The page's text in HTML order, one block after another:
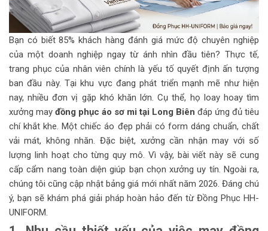
Bạn có biết 85% khách hàng đánh giá mức độ chuyên nghiệp
của một doanh nghiệp ngay từ ánh nhìn đầu tiên? Thực tế,
trang phục của nhân viên chính là yếu tố quyết định ấn tượng
ban đầu này. Tại khu vực đang phát triển mạnh mẽ như hiện
nay, nhiều đơn vị gặp khó khăn lớn. Cụ thể, họ loay hoay tìm
xưởng may đồng phục áo sơ mi tại Long Biên đáp ứng đủ tiêu
chí khắt khe. Một chiếc áo đẹp phải có form dáng chuẩn, chất
vải mát, không nhăn. Đặc biệt, xưởng cần nhận may với số
lượng linh hoạt cho từng quy mô. Vì vậy, bài viết này sẽ cung
cấp cẩm nang toàn diện giúp bạn chọn xưởng uy tín. Ngoài ra,
chúng tôi cũng cập nhật bảng giá mới nhất năm 2026. Đáng chú
ý, bạn sẽ khám phá giải pháp hoàn hảo đến từ Đồng Phục HH-
UNIFORM.